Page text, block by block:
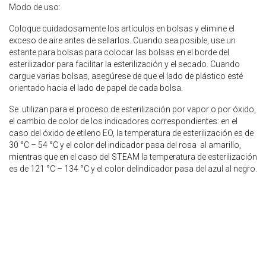
Modo de uso:
Coloque cuidadosamente los artículos en bolsas y elimine el
exceso de aire antes de sellarlos. Cuando sea posible, use un
estante para bolsas para colocar las bolsas en el borde del
esterilizador para facilitar la esterilización y el secado. Cuando
cargue varias bolsas, asegúrese de que el lado de plástico esté
orientado hacia el lado de papel de cada bolsa.
Se utilizan para el proceso de esterilización por vapor o por óxido,
el cambio de color de los indicadores correspondientes: en el
caso del óxido de etileno EO, la temperatura de esterilización es de
30 °C – 54 °C y el color del indicador pasa del rosa al amarillo,
mientras que en el caso del STEAM la temperatura de esterilización
es de 121 °C – 134 °C y el color delindicador pasa del azul al negro.